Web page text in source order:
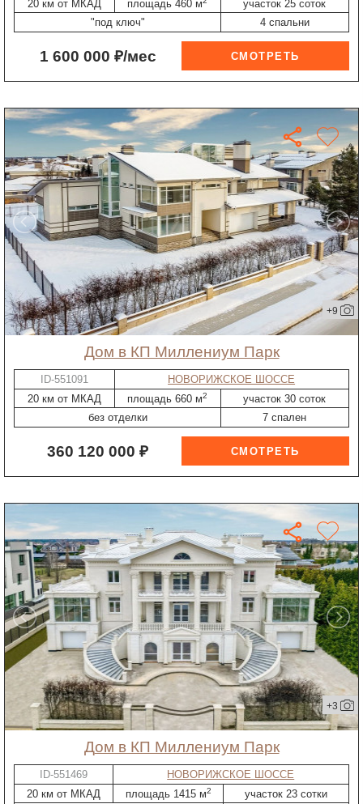
20 км от МКАД площадь 460 м
участок 25 соток
"под ключ"
4 спальни
1 600 000 ₽/мес
+9
дом в КП Миллениум Парк
ID-551091
НОВОРИЖСКОЕ ШОССЕ
20 км от МКАД
площадь 660 м2
участок 30 соток
без отделки
7 спален
360 120 000 ₽
+3
дом в КП Миллениум Парк
ID-551469
НОВОРИЖСКОЕ ШОССЕ
20 км от МКАД
площадь 1415 м2
участок 23 сотки